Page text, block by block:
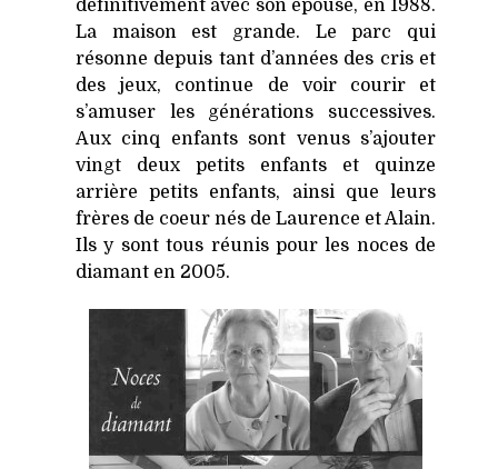
définitivement avec son épouse, en 1988.
La maison est grande. Le parc qui
résonne depuis tant d’années des cris et
des jeux, continue de voir courir et
s’amuser les générations successives.
Aux cinq enfants sont venus s’ajouter
vingt deux petits enfants et quinze
arrière petits enfants, ainsi que leurs
frères de coeur nés de Laurence et Alain.
Ils y sont tous réunis pour les noces de
diamant en 2005.